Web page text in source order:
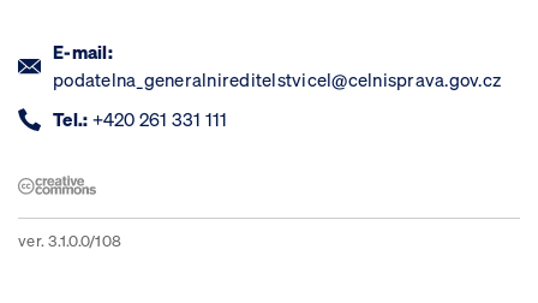
E-mail:
podatelna_generalnireditelstvicel@celnisprava.gov.cz
Tel.: +420 261 331 111
ver. 3.1.0.0/108